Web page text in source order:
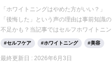
「ホワイトニングはやめた方がいい？」
「後悔した」という声の理由は事前知識の
不足かも？当記事ではセルフホワイトニン
グとの違いや、後悔しないための選び方・
デメリットを徹底解説。正しい知識で失敗
しない、あなたに合うケア方法を見つけま
セルフケア ホワイトニング 美容
最終更新日 : 2026年6月3日